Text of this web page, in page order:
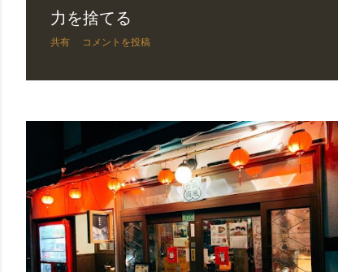
力を捨てる
共有 コメントを投稿